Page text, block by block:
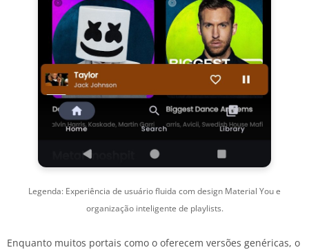
Legenda: Experiência de usuário fluida com design Material You e
organização inteligente de playlists.
Enquanto muitos portais como o oferecem versões genéricas, o